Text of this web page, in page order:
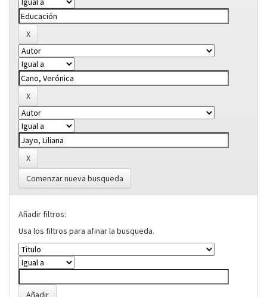
Comenzar nueva busqueda
Añadir filtros:
Usa los filtros para afinar la busqueda.